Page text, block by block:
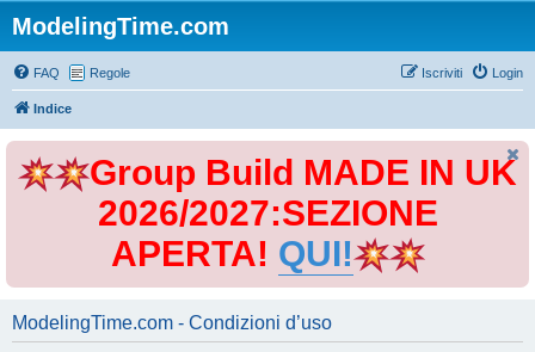
ModelingTime.com
FAQ Regole Login
Iscriviti
Indice
Group Build MADE IN UK
2026/2027:SEZIONE
APERTA! QUI!
ModelingTime.com - Condizioni d’uso